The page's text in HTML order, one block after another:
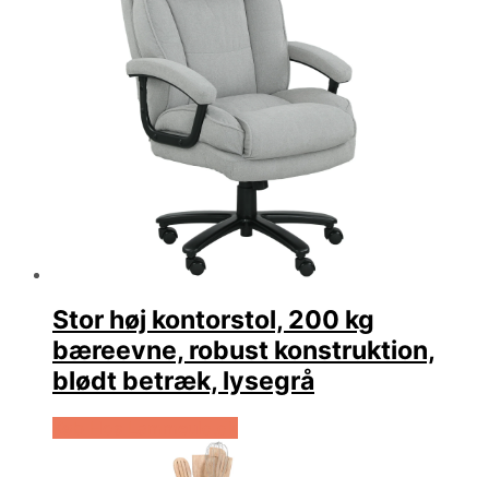
Stor høj kontorstol, 200 kg
bæreevne, robust konstruktion,
blødt betræk, lysegrå